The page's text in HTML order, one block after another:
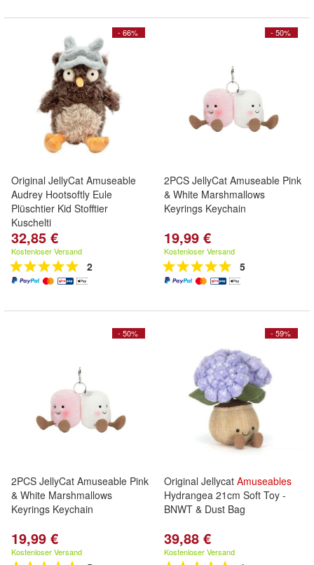
- 66%
Original JellyCat Amuseable
Audrey Hootsoftly Eule
Plüschtier Kid Stofftier
Kuschelti
32,85 €
Kostenloser Versand
2
- 50%
2PCS JellyCat Amuseable Pink
& White Marshmallows
Keyrings Keychain
19,99 €
Kostenloser Versand
5
- 50%
2PCS JellyCat Amuseable Pink
& White Marshmallows
Keyrings Keychain
19,99 €
Kostenloser Versand
- 59%
Original Jellycat Amuseables
Hydrangea 21cm Soft Toy -
BNWT & Dust Bag
39,88 €
Kostenloser Versand